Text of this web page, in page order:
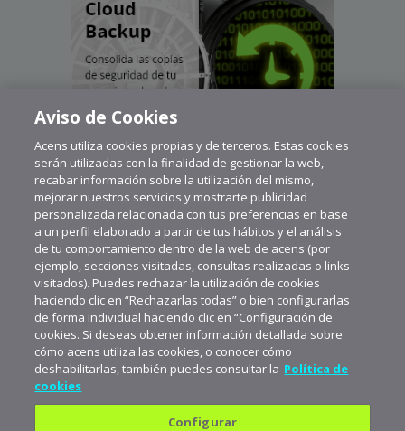
Aviso de Cookies
Acens utiliza cookies propias y de terceros. Estas cookies
serán utilizadas con la finalidad de gestionar la web,
recabar información sobre la utilización del mismo,
mejorar nuestros servicios y mostrarte publicidad
personalizada relacionada con tus preferencias en base
a un perfil elaborado a partir de tus hábitos y el análisis
de tu comportamiento dentro de la web de acens (por
ejemplo, secciones visitadas, consultas realizadas o links
visitados). Puedes rechazar la utilización de cookies
haciendo clic en “Rechazarlas todas” o bien configurarlas
de forma individual haciendo clic en “Configuración de
cookies. Si deseas obtener información detallada sobre
cómo acens utiliza las cookies, o conocer cómo
deshabilitarlas, también puedes consultar la Política de
cookies
Configurar